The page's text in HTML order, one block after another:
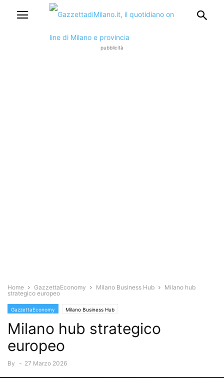
pubblicità
Home GazzettaEconomy Milano Business Hub
Milano hub
strategico europeo
GazzettaEconomy Milano Business Hub
Milano hub strategico
europeo
By - 27 Marzo 2026